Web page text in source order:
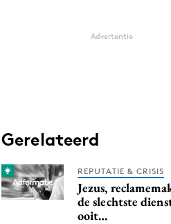
Advertentie
Gerelateerd
REPUTATIE & CRISIS
Jezus,
de slechtste
ooit…